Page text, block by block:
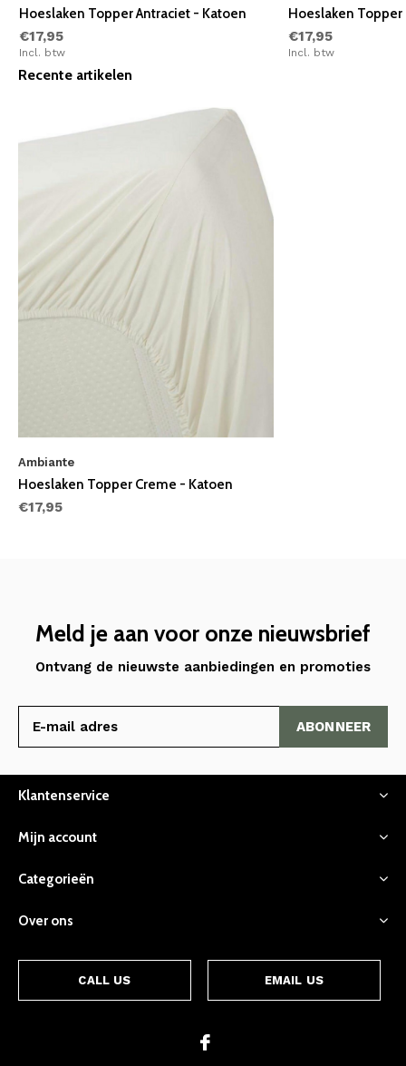
Hoeslaken Topper Antraciet - Katoen
€17,95
Incl. btw
Hoeslaken
€17,95
Incl. btw
Recente artikelen
Ambiante
Hoeslaken Topper Creme - Katoen
€17,95
Meld je aan voor onze nieuwsbrief
Ontvang de nieuwste aanbiedingen en promoties
ABONNEER
Klantenservice
Mijn account
Categorieën
Over ons
CALL US EMAIL US